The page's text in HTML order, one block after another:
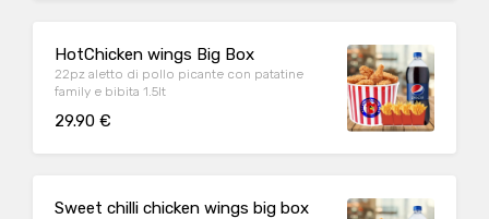
HotChicken wings Big Box
22pz aletto di pollo picante con patatine
family e bibita 1.5lt
29.90 €
Sweet chilli chicken wings big box